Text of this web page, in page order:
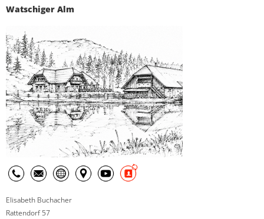
Watschiger Alm
Elisabeth Buchacher
Rattendorf 57